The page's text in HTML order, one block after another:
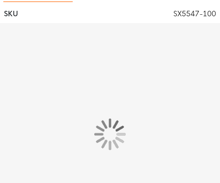
SKU SX5547-100